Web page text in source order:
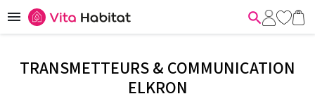
 
TRANSMETTEURS & COMMUNICATION
ELKRON